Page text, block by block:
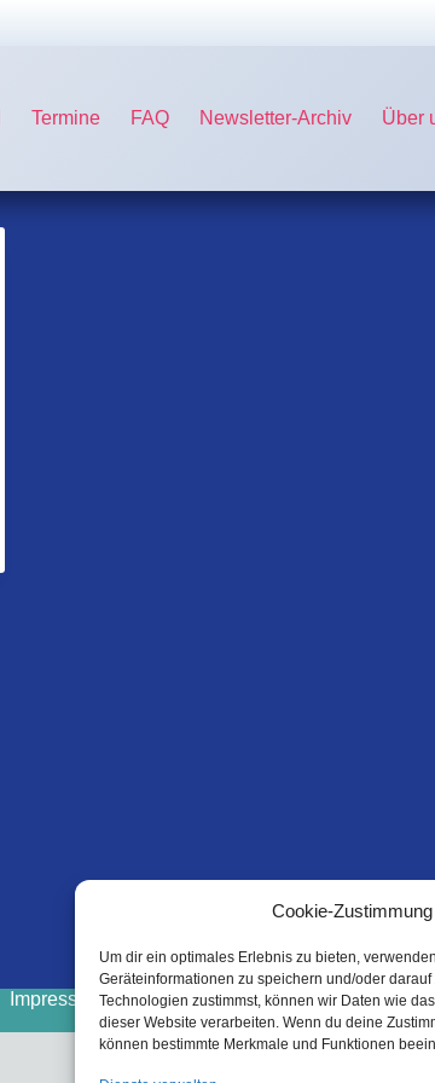
Cookie-
Um dir ein optimales Erlebnis zu bieten,
Geräteinformationen zu speichern und/oder
Technologien zustimmst, können wir Daten wie
dieser Website verarbeiten. Wenn du deine
können bestimmte Merkmale und Funktionen
Termine FAQ Newsletter-Archiv Über
Impressum Cookie-Richtlinie (EU)